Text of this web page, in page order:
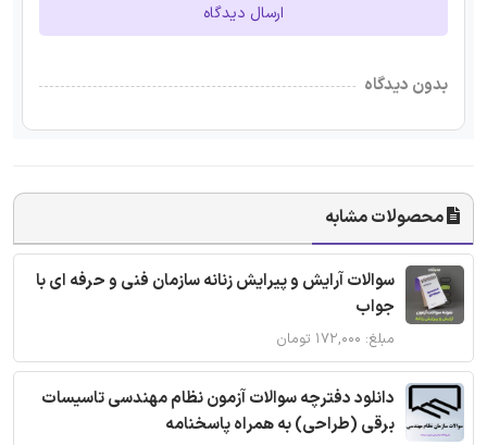
ارسال دیدگاه
بدون دیدگاه
محصولات مشابه
سوالات آرایش و پیرایش زنانه سازمان فنی و حرفه ای با
جواب
مبلغ: ۱۷۲,۰۰۰ تومان
دانلود دفترچه سوالات آزمون نظام مهندسی تاسیسات
برقی (طراحی) به همراه پاسخنامه